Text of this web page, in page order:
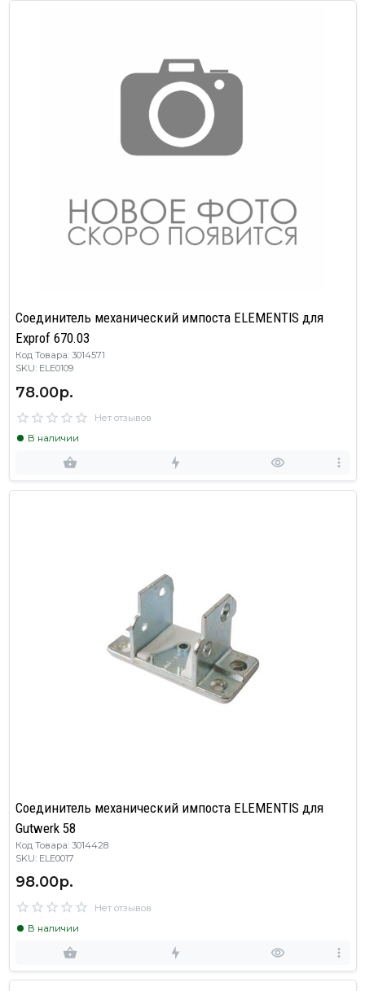
Соединитель механический импоста ELEMENTIS для
Exprof 670.03
Код Товара: 3014571
SKU: ELE0109
78.00р.
Нет отзывов
В наличии
Соединитель механический импоста ELEMENTIS для
Gutwerk 58
Код Товара: 3014428
SKU: ELE0017
98.00р.
Нет отзывов
В наличии